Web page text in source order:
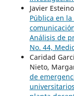
Javier
Pública en
Análisis de
No. 44,
Caridad
Nieto,
de